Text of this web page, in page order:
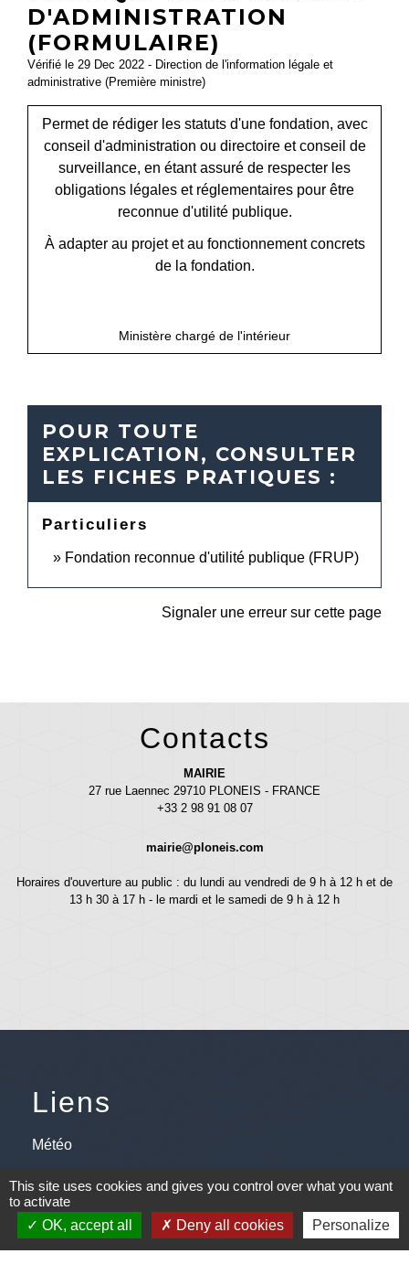
D'ADMINISTRATION
(FORMULAIRE)
Vérifié le 29 Dec 2022 - Direction de l'information légale et
administrative (Première ministre)
Permet de rédiger les statuts d'une fondation, avec
conseil d'administration ou directoire et conseil de
surveillance, en étant assuré de respecter les
obligations légales et réglementaires pour être
reconnue d'utilité publique.
À adapter au projet et au fonctionnement concrets
de la fondation.
Ministère chargé de l'intérieur
POUR TOUTE
EXPLICATION, CONSULTER
LES FICHES PRATIQUES :
Particuliers
Fondation reconnue d'utilité publique (FRUP)
Signaler une erreur sur cette page
Contacts
MAIRIE
27 rue Laennec 29710 PLONEIS - FRANCE
+33 2 98 91 08 07
mairie@ploneis.com
Horaires d'ouverture au public : du lundi au vendredi de 9 h à 12 h et de
13 h 30 à 17 h - le mardi et le samedi de 9 h à 12 h
Liens
Météo
Ouest France
Télégramme
This site uses cookies and gives you control over what you want
to activate
OK, accept all
Deny all cookies Personalize